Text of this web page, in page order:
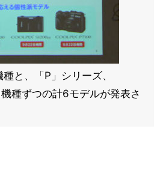
と、「P」シリーズ、
機種ずつの計6モデルが発表さ